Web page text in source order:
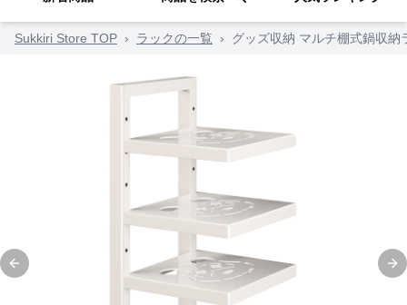
Sukkiri Store TOP › ラックの一覧 › グッズ収納 マルチ棚式鍋収納
Previous slide